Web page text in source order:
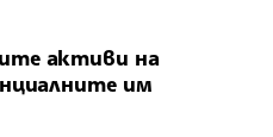
активи на
им